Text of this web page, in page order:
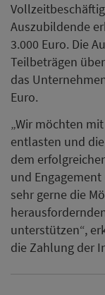
Auszubildende
3.000 Euro. Die
Teilbeträgen
das
Euro.
„Wir möchten
entlasten und
dem
und
sehr gerne die
unterstützen“,
die Zahlung der